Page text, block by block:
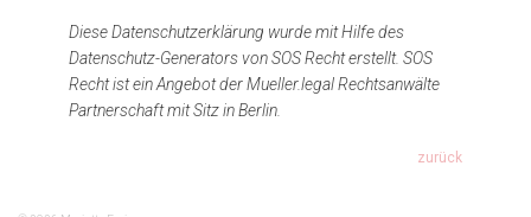
Diese Datenschutzerklärung wurde mit Hilfe des
Datenschutz-Generators von SOS Recht erstellt. SOS
Recht ist ein Angebot der Mueller.legal Rechtsanwälte
Partnerschaft mit Sitz in Berlin.
zurück